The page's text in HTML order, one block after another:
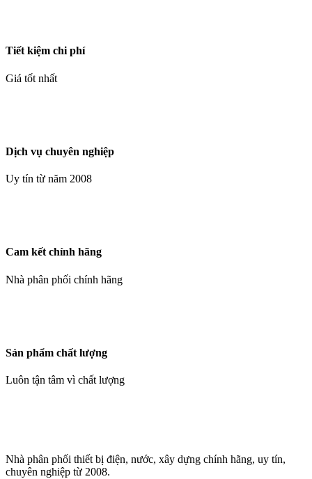
Tiết kiệm chi phí
Giá tốt nhất
Dịch vụ chuyên nghiệp
Uy tín từ năm 2008
Cam kết chính hãng
Nhà phân phối chính hãng
Sản phẩm chất lượng
Luôn tận tâm vì chất lượng
Nhà phân phối thiết bị điện, nước, xây dựng chính hãng, uy tín,
chuyên nghiệp từ 2008.